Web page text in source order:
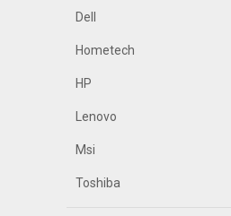
Dell
Hometech
HP
Lenovo
Msi
Toshiba